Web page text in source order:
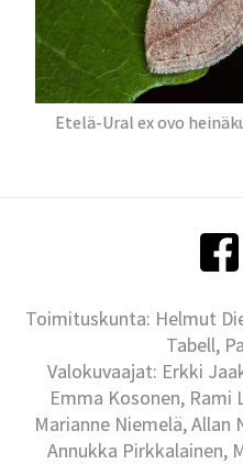
Etelä-Ural ex ovo
Toimituskunta: Helmut
Tabell,
Valokuvaajat: Erkki
Emma Kosonen, Rami
Marianne Niemelä, Allan
Annukka Pirkkalainen,